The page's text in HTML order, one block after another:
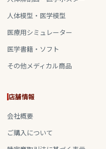
人体模型・医学模型
医療用シミュレーター
医学書籍・ソフト
その他メディカル商品
店舗情報
会社概要
ご購入について